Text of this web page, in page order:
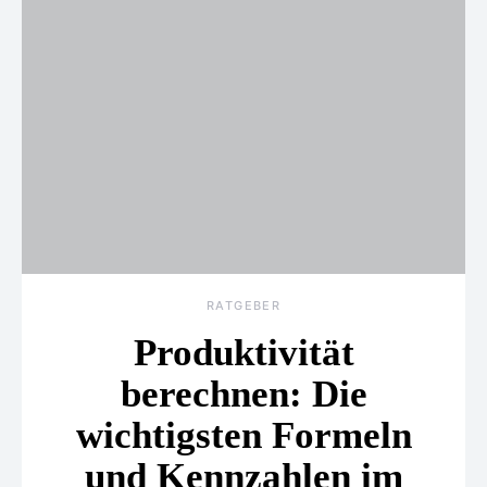
RATGEBER
Produktivität
berechnen: Die
wichtigsten Formeln
und Kennzahlen im